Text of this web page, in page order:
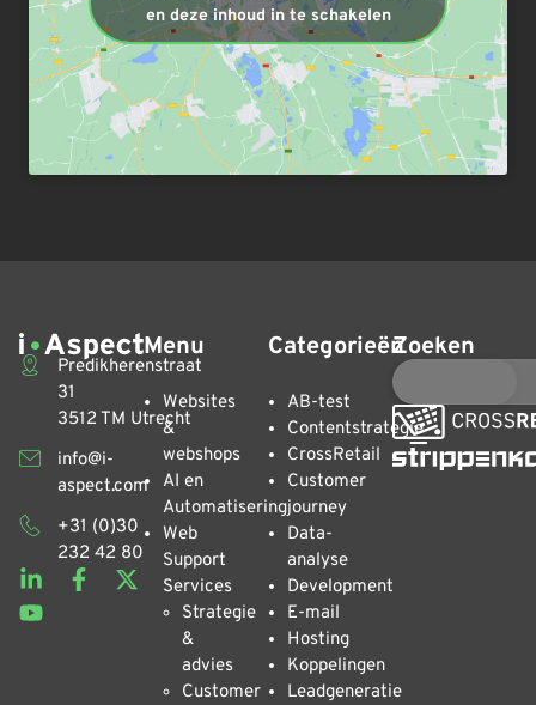
en deze inhoud in te schakelen
Predikherenstraat
31
3512 TM Utrecht
info@i-
aspect.com
+31 (0)30
232 42 80
Menu
Websites
&
webshops
AI en
Automatisering
Web
Support
Services
Strategie
&
advies
Customer
Categorieën
AB-test
Contentstrategie
CrossRetail
Customer
journey
Data-
analyse
Development
E-mail
Hosting
Koppelingen
Leadgeneratie
Zoeken